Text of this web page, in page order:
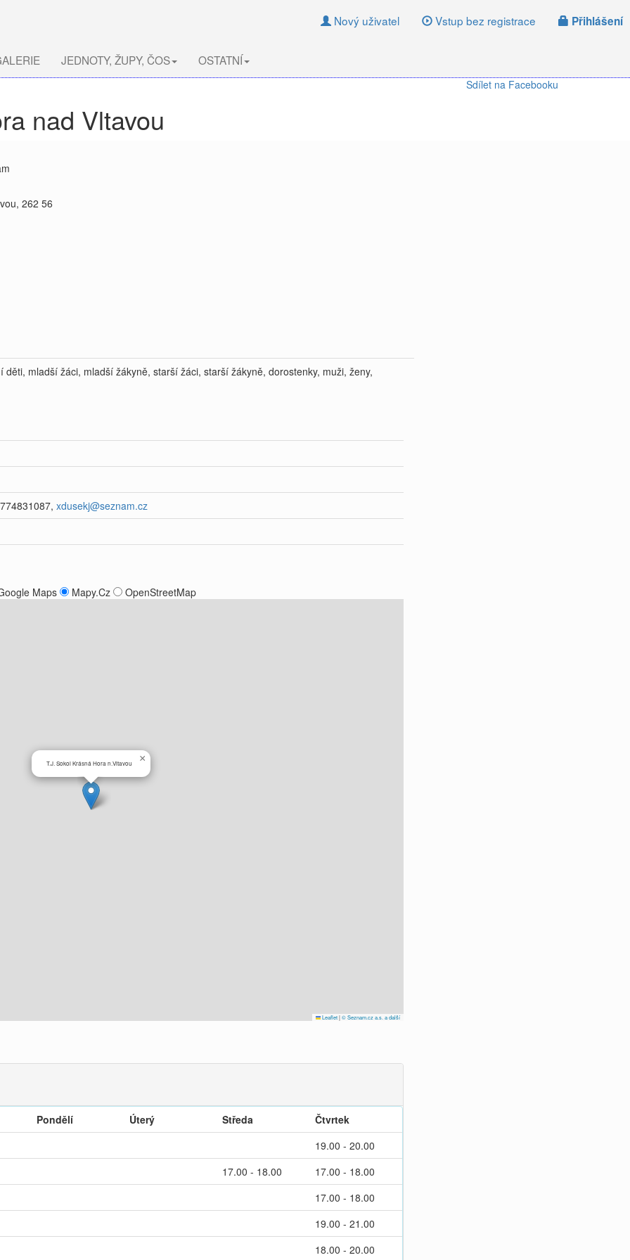
Nový uživatel Vstup bez registrace Přihlášení
JEDNOTY, ŽUPY, ČOS OSTATNÍ
Sdílet na Facebooku
nad Vltavou
262 56
děti, mladší žáci, mladší žákyně, starší žáci, starší žákyně, dorostenky, muži, ženy,
xdusekj@seznam.cz
Maps Mapy.Cz OpenStreetMap
T.J. Sokol Krásná Hora n.Vltavou ×
Leaflet|© Seznam.cz a.s. a další
Pondělí Úterý Středa
Čtvrtek
19.00 - 20.00
17.00 - 18.00
17.00 - 18.00
17.00 - 18.00
19.00 - 21.00
18.00 - 20.00